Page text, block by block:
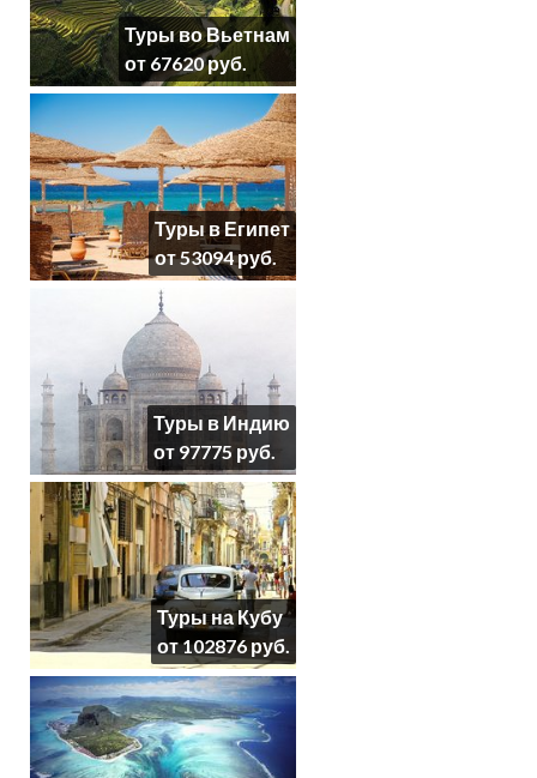
Туры во Вьетнам
от 67620 руб.
Туры в Египет
от 53094 руб.
Туры в Индию
от 97775 руб.
Туры на Кубу
от 102876 руб.